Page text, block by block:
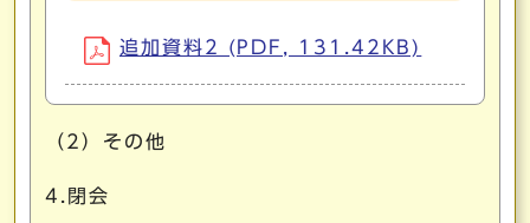
追加資料2 (PDF, 131.42KB)
（2）その他
4.閉会